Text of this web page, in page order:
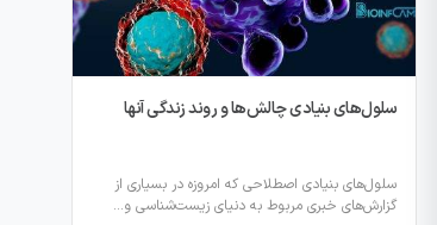
سلول‌های بنیادی چالش‌ها و روند زندگی آنها
سلول‌های بنیادی اصطلاحی که امروزه در بسیاری از
گزارش‌های خبری مربوط به دنیای زیست‌شناسی و...